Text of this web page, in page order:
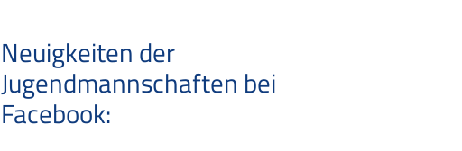
Neuigkeiten der
Jugendmannschaften bei
Facebook: